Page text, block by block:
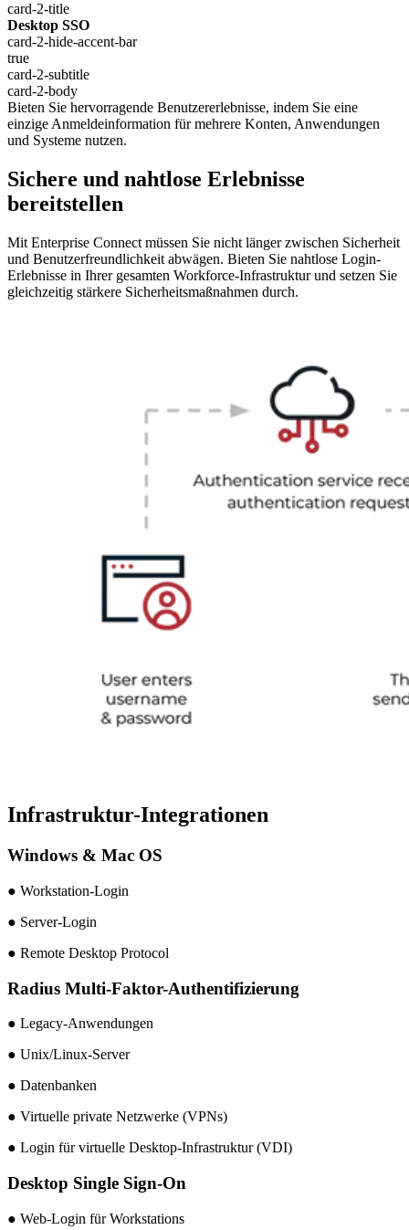
card-2-title
Desktop SSO
card-2-hide-accent-bar
true
card-2-subtitle
card-2-body
Bieten Sie hervorragende Benutzererlebnisse, indem Sie eine
einzige Anmeldeinformation für mehrere Konten, Anwendungen
und Systeme nutzen.
Sichere und nahtlose Erlebnisse
bereitstellen
Mit Enterprise Connect müssen Sie nicht länger zwischen Sicherheit
und Benutzerfreundlichkeit abwägen. Bieten Sie nahtlose Login-
Erlebnisse in Ihrer gesamten Workforce-Infrastruktur und setzen Sie
gleichzeitig stärkere Sicherheitsmaßnahmen durch.
Infrastruktur-Integrationen
Windows & Mac OS
● Workstation-Login
● Server-Login
● Remote Desktop Protocol
Radius Multi-Faktor-Authentifizierung
● Legacy-Anwendungen
● Unix/Linux-Server
● Datenbanken
● Virtuelle private Netzwerke (VPNs)
● Login für virtuelle Desktop-Infrastruktur (VDI)
Desktop Single Sign-On
● Web-Login für Workstations